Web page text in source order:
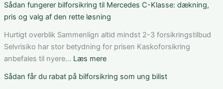
bilforsikring
til
elbil
i
Danmark:
vurderer
Sådan fungerer bilforsikring til Mercedes C-Klasse: dækning,
pris og valg af den rette løsning
Hurtigt overblik Sammenlign altid mindst 2-3 forsikringstilbud
Selvrisiko har stor betydning for prisen Kaskoforsikring
anbefales til nyere… Læs mere:
fungerer
Sådan får du rabat på bilforsikring som ung bilist